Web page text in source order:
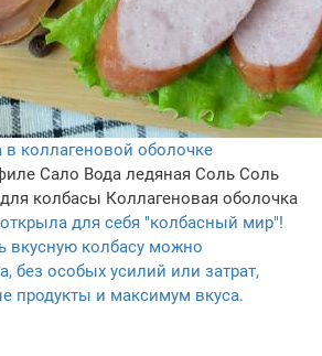
коллагеновой оболочке
Сало Вода ледяная Соль Соль
колбасы Коллагеновая оболочка
для себя "колбасный мир"!
вкусную колбасу можно
без особых усилий или затрат,
продукты и максимум вкуса.